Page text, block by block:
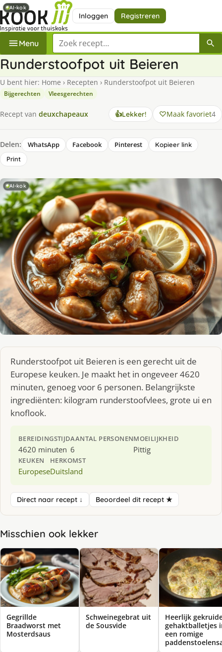
Inloggen Registreren
Menu Zoek een recept
Runderstoofpot uit Beieren
U bent hier: Home › Recepten › Runderstoofpot uit Beieren
Bijgerechten Vleesgerechten
Recept van deuxchapeaux 👍Lekker! Maak favoriet4
Delen: WhatsApp Facebook Pinterest
Kopieer link
Print
AI-kok
Runderstoofpot uit Beieren is een gerecht uit de
Europese keuken. Je maakt het in ongeveer 4620
minuten, genoeg voor 6 personen. Belangrijkste
ingrediënten: kilogram runderstoofvlees, grote ui en
knoflook.
BEREIDINGSTIJD
4620 minuten
AANTAL PERSONEN
6
MOEILIJKHEID
Pittig
KEUKEN
Europese
HERKOMST
Duitsland
Direct naar recept ↓ Beoordeel dit recept ★
Misschien ook lekker
AI-kok
Gegrillde
Braadworst met
Mosterdsaus
Schweinegebrat uit
de Sousvide
Heerlijk
gehaktballetjes
een romige
AI-kok